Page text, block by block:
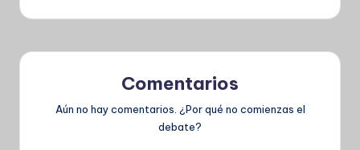
Comentarios
Aún no hay comentarios. ¿Por qué no comienzas el
debate?